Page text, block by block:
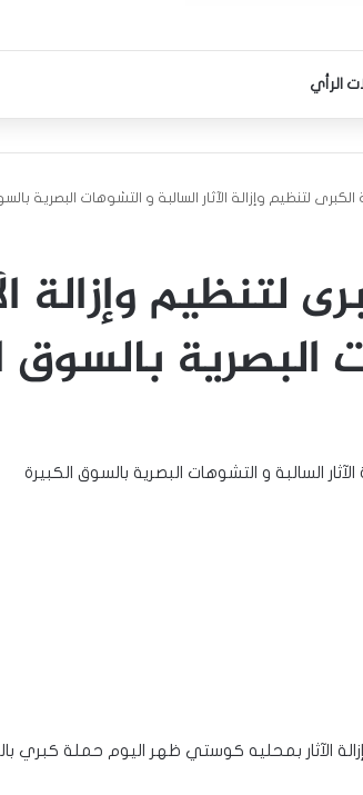
الرأي
الكبرى لتنظيم وإزالة الآثار السالبة و التشوهات البصرية
لتنظيم وإزالة
البصرية بالسوق
السالبة و التشوهات البصرية بالسوق الكبيرة
الآثار بمحليه كوستي ظهر اليوم حملة كبري